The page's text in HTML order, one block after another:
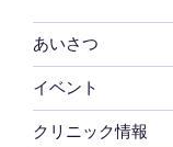
あいさつ
イベント
クリニック情報